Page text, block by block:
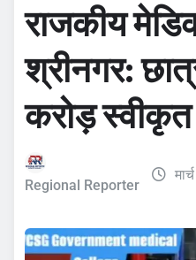
राजकीय
श्रीनगर:
करोड़ स्वीकृत
Regional Reporter